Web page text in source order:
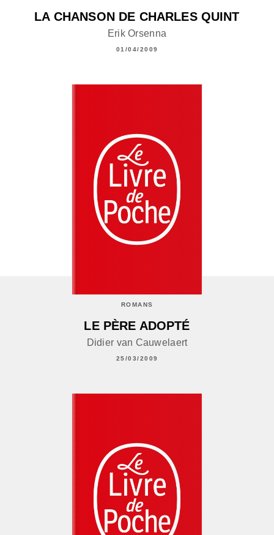
LA CHANSON DE CHARLES QUINT
Erik Orsenna
01/04/2009
ROMANS
LE PÈRE ADOPTÉ
Didier van Cauwelaert
25/03/2009